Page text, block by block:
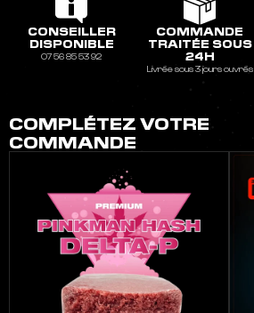
CONSEILLER
DISPONIBLE
07 56 85 53 92
COMMANDE
TRAITÉE SOUS
24H
Livrée sous 3 jours ouvrés
COMPLÉTEZ VOTRE
COMMANDE